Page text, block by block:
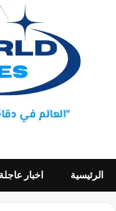
الرئيسية اخبار عاجلة